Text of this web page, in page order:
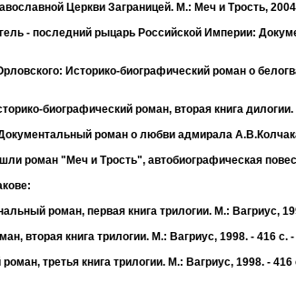
Церкви Заграницей. М.: Меч и Трость,
- последний рыцарь Российской Империи:
Историко-биографический роман о
биографический роман, вторая книга
роман о любви адмирала
роман "Меч и Трость", автобиографическая
роман, первая книга трилогии. М.: Вагриус,
вторая книга трилогии. М.: Вагриус, 1998. - 416 с.
третья книга трилогии. М.: Вагриус, 1998. - 416